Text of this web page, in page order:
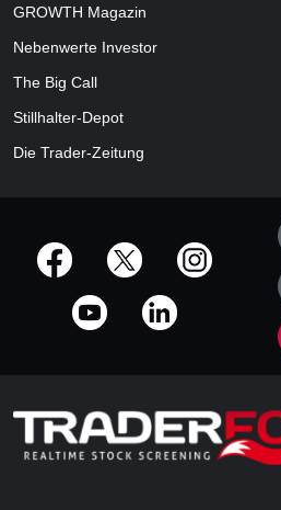
GROWTH Magazin
Nebenwerte Investor
The Big Call
Stillhalter-Depot
Die Trader-Zeitung
offizielle Social Media-Accounts